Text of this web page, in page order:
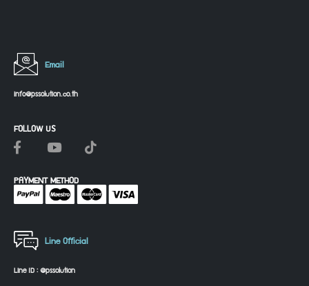
Line Official
Line ID : @pssolution
Email
info@pssolution.co.th
FOLLOW US
PAYMENT METHOD